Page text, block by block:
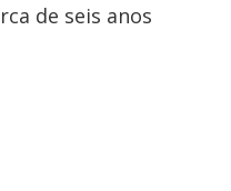
de seis anos